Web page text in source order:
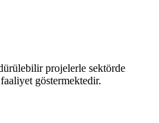
projelerle sektörde
göstermektedir.